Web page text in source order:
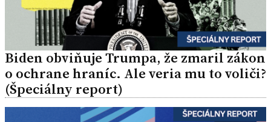
Biden obviňuje Trumpa, že zmaril zákon
o ochrane hraníc. Ale veria mu to voliči?
(Špeciálny report)